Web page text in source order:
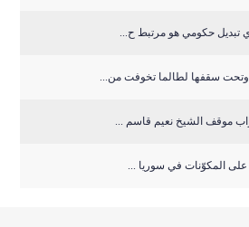
تبديل حكومي هو مرتبط ح...
سقفها لطالما تخوفت من...
موقف الشيخ نعيم قاسم ...
على المكوّنات في سوريا ...